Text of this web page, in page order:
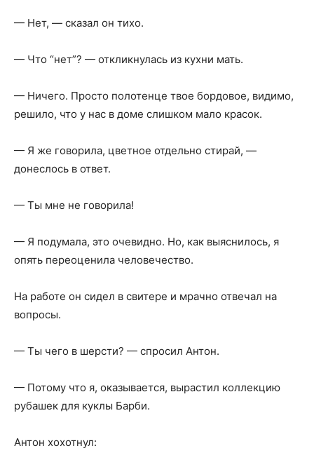
— Нет, — сказал он тихо.
— Что “нет”? — откликнулась из кухни мать.
— Ничего. Просто полотенце твое бордовое, видимо,
решило, что у нас в доме слишком мало красок.
— Я же говорила, цветное отдельно стирай, —
донеслось в ответ.
— Ты мне не говорила!
— Я подумала, это очевидно. Но, как выяснилось, я
опять переоценила человечество.
На работе он сидел в свитере и мрачно отвечал на
вопросы.
— Ты чего в шерсти? — спросил Антон.
— Потому что я, оказывается, вырастил коллекцию
рубашек для куклы Барби.
Антон хохотнул: